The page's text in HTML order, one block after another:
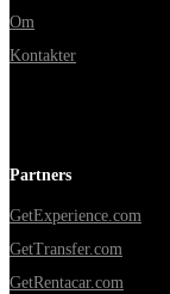
Om
Kontakter
Partners
GetExperience.com
GetTransfer.com
GetRentacar.com